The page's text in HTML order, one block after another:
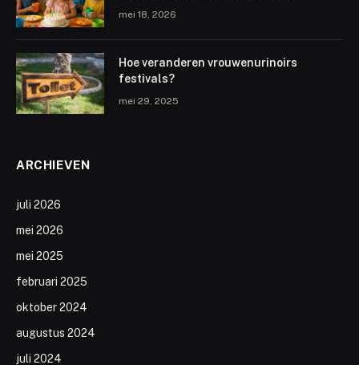
mei 18, 2026
Hoe veranderen vrouwenurinoirs
festivals?
mei 29, 2025
ARCHIEVEN
juli 2026
mei 2026
mei 2025
februari 2025
oktober 2024
augustus 2024
juli 2024